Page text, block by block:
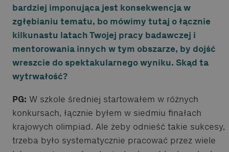
bardziej imponująca jest konsekwencja w
zgłębianiu tematu, bo mówimy tutaj o łącznie
kilkunastu latach Twojej pracy badawczej i
mentorowania innych w tym obszarze, by dojść
wreszcie do spektakularnego wyniku. Skąd ta
wytrwałość?
PG: W szkole średniej startowałem w różnych
konkursach, łącznie byłem w siedmiu finałach
krajowych olimpiad. Ale żeby odnieść takie sukcesy,
trzeba było systematycznie pracować przez wiele